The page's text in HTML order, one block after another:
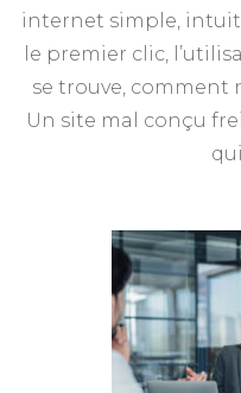
internet simple,
le premier clic,
se trouve, comment
Un site mal conçu